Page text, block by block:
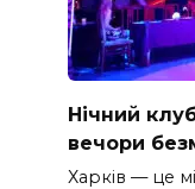
Нічний
вечори
Харків — це